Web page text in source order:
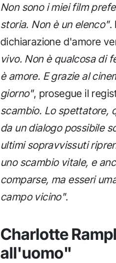
Non sono i miei film
storia. Non è un elenco".
dichiarazione d'amore
vivo. Non è qualcosa di
è amore. E grazie al
giorno", prosegue il
scambio. Lo spettatore,
da un dialogo possibile
ultimi sopravvissuti
uno scambio vitale, e
comparse, ma esseri
campo vicino".
Charlotte
all'uomo"